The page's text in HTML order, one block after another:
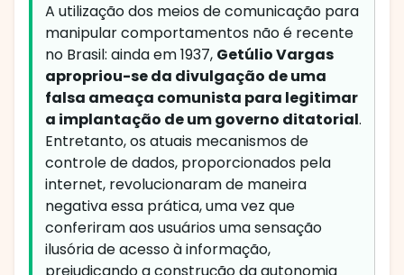
A utilização dos meios de comunicação para
manipular comportamentos não é recente
no Brasil: ainda em 1937, Getúlio Vargas
apropriou-se da divulgação de uma
falsa ameaça comunista para legitimar
a implantação de um governo ditatorial.
Entretanto, os atuais mecanismos de
controle de dados, proporcionados pela
internet, revolucionaram de maneira
negativa essa prática, uma vez que
conferiram aos usuários uma sensação
ilusória de acesso à informação,